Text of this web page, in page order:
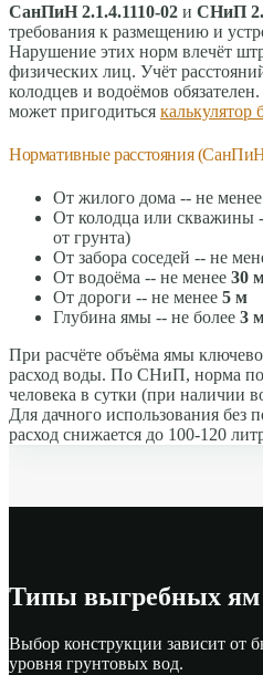
СанПиН 2.1.4.1110-02 и СНиП
требования к размещению и
Нарушение этих норм влечёт
физических лиц. Учёт
колодцев и водоёмов
может пригодиться калькулятор
Нормативные расстояния
От жилого дома -- не менее
От колодца или скважины
от грунта)
От забора соседей -- не
От водоёма -- не менее 30
От дороги -- не менее 5 м
Глубина ямы -- не более 3
При расчёте объёма ямы
расход воды. По СНиП, норма
человека в сутки (при наличии
Для дачного использования без
расход снижается до 100-120
Типы выгребных ям
Выбор конструкции зависит от
уровня грунтовых вод.